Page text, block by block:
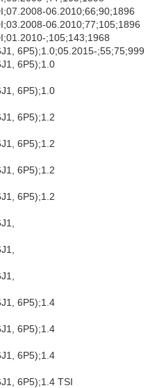
06.2010;66;90;1896
06.2010;77;105;1896
;105;143;1968
6P5);1.0;05.2015-;55;75;999
6P5);1.0
6P5);1.0
6P5);1.2
6P5);1.2
6P5);1.2
6P5);1.2
6P5);1.4
6P5);1.4
6P5);1.4
6P5);1.4 TSI